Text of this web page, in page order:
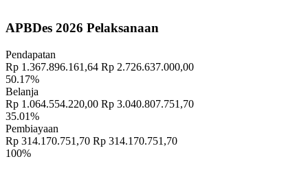
Penuhi Amanat UU Desa, Pemerintah Desa Sulahan Kembangkan
Sistem Informasi Desa 10 September 2018
"TRADISI MEMASAR DESA PAKRAMAN TANGGAHAN
PEKEN" 15 November 2018
Banjar Cekeng Destinasi Wisata Baru di Bangli Mirip Penglipuran
18 September 2018
"PENANAMAN TOGA DAN WARUNG HIDUP DI RUMAH
CONTOH"
APBDes 2026 Pelaksanaan
Pendapatan
Rp 1.367.896.161,64 Rp 2.726.637.000,00
50.17%
Belanja
Rp 1.064.554.220,00 Rp 3.040.807.751,70
35.01%
Pembiayaan
Rp 314.170.751,70 Rp 314.170.751,70
100%